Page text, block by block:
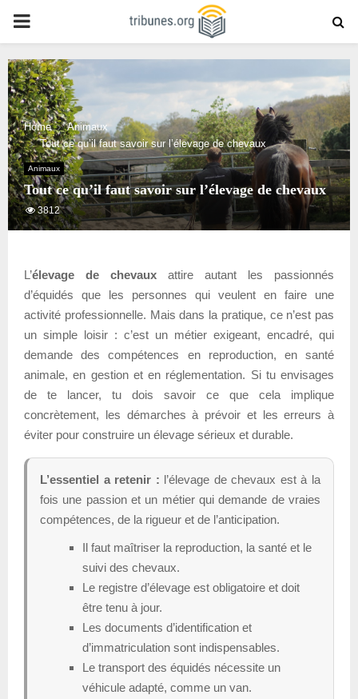
PRIMARY
MENU
Home
Animaux
Tout ce qu’il faut savoir sur l’élevage de chevaux
Animaux
Tout ce qu’il faut savoir sur l’élevage de chevaux
3812
L’élevage de chevaux attire autant les passionnés
d’équidés que les personnes qui veulent en faire une
activité professionnelle. Mais dans la pratique, ce n’est pas
un simple loisir : c’est un métier exigeant, encadré, qui
demande des compétences en reproduction, en santé
animale, en gestion et en réglementation. Si tu envisages
de te lancer, tu dois savoir ce que cela implique
concrètement, les démarches à prévoir et les erreurs à
éviter pour construire un élevage sérieux et durable.
L’essentiel a retenir : l’élevage de chevaux est à la
fois une passion et un métier qui demande de vraies
compétences, de la rigueur et de l’anticipation.
Il faut maîtriser la reproduction, la santé et le
suivi des chevaux.
Le registre d’élevage est obligatoire et doit
être tenu à jour.
Les documents d’identification et
d’immatriculation sont indispensables.
Le transport des équidés nécessite un
véhicule adapté, comme un van.